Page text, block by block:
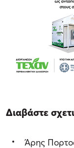
Διαβάστε
Άρης